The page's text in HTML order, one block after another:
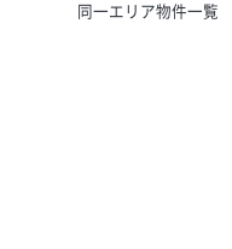
同一エリア物件一覧